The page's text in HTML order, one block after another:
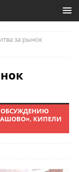
за рынок
ОБСУЖДЕНИЮ
КИПЕЛИ